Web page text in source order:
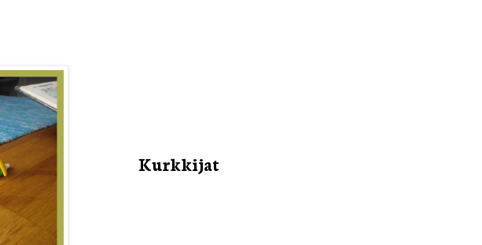
Kurkkijat